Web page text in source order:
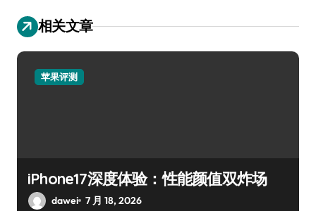
相关文章
苹果评测
iPhone17深度体验：性能颜值双炸场
dawei 7 月 18, 2026